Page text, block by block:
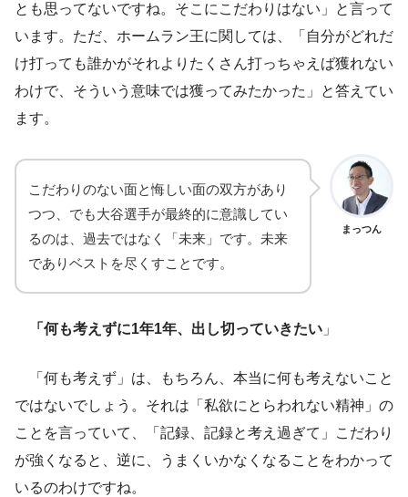
とも思ってないですね。そこにこだわりはない」と言って
います。ただ、ホームラン王に関しては、「自分がどれだ
け打っても誰かがそれよりたくさん打っちゃえば獲れない
わけで、そういう意味では獲ってみたかった」と答えてい
ます。
まっつん
こだわりのない面と悔しい面の双方があり
つつ、でも大谷選手が最終的に意識してい
るのは、過去ではなく「未来」です。未来
でありベストを尽くすことです。
「何も考えずに1年1年、出し切っていきたい 」
「何も考えず」は、もちろん、本当に何も考えないこと
ではないでしょう。それは「私欲にとらわれない精神」の
ことを言っていて、「記録、記録と考え過ぎて」こだわり
が強くなると、逆に、うまくいかなくなることをわかって
いるのわけですね。